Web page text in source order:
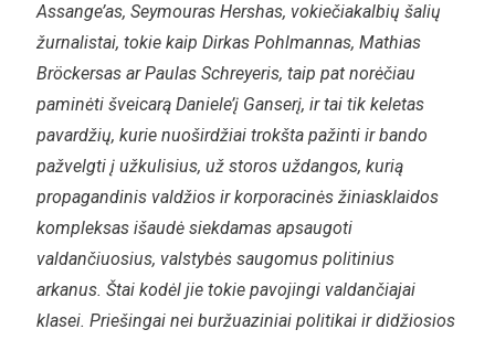
Assange’as, Seymouras Hershas, vokiečiakalbių šalių
žurnalistai, tokie kaip Dirkas Pohlmannas, Mathias
Bröckersas ar Paulas Schreyeris, taip pat norėčiau
paminėti šveicarą Daniele’į Ganserį, ir tai tik keletas
pavardžių, kurie nuoširdžiai trokšta pažinti ir bando
pažvelgti į užkulisius, už storos uždangos, kurią
propagandinis valdžios ir korporacinės žiniasklaidos
kompleksas išaudė siekdamas apsaugoti
valdančiuosius, valstybės saugomus politinius
arkanus. Štai kodėl jie tokie pavojingi valdančiajai
klasei. Priešingai nei buržuaziniai politikai ir didžiosios